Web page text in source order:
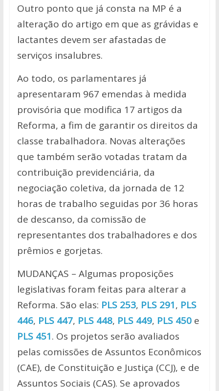
Outro ponto que já consta na MP é a
alteração do artigo em que as grávidas e
lactantes devem ser afastadas de
serviços insalubres.
Ao todo, os parlamentares já
apresentaram 967 emendas à medida
provisória que modifica 17 artigos da
Reforma, a fim de garantir os direitos da
classe trabalhadora. Novas alterações
que também serão votadas tratam da
contribuição previdenciária, da
negociação coletiva, da jornada de 12
horas de trabalho seguidas por 36 horas
de descanso, da comissão de
representantes dos trabalhadores e dos
prêmios e gorjetas.
MUDANÇAS – Algumas proposições
legislativas foram feitas para alterar a
Reforma. São elas: PLS 253, PLS 291, PLS
446, PLS 447, PLS 448, PLS 449, PLS 450e
PLS 451. Os projetos serão avaliados
pelas comissões de Assuntos Econômicos
(CAE), de Constituição e Justiça (CCJ), e de
Assuntos Sociais (CAS). Se aprovados